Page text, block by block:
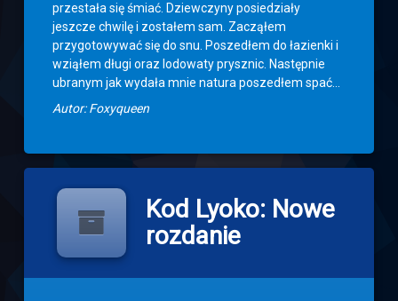
przestała się śmiać. Dziewczyny posiedziały
jeszcze chwilę i zostałem sam. Zacząłem
przygotowywać się do snu. Poszedłem do łazienki i
wziąłem długi oraz lodowaty prysznic. Następnie
ubranym jak wydała mnie natura poszedłem spać…
Autor: Foxyqueen
Kod Lyoko: Nowe
rozdanie